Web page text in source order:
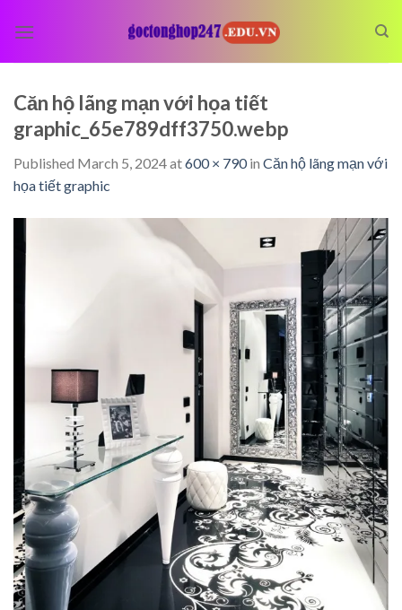
Căn hộ lãng mạn với họa tiết
graphic_65e789dff3750.webp
Published March 5, 2024at600 × 790in Căn hộ lãng mạn với
họa tiết graphic